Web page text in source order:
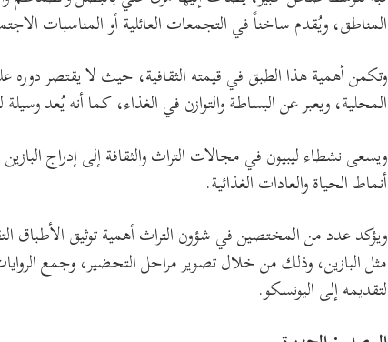
المناطق، ويُقدم ساخناً في التجمعات العائلية أو المناسبات
وتكمن أهمية هذا الطبق في قيمته الثقافية، حيث لا يقتصر
المحلية، ويعبر عن البساطة والتوازن في الغذاء، كما أنه يُعد
ويسعى نشطاء ليبيون في مجالات التراث والثقافة إلى إدراج
أنماط الحياة والعادات الغذائية.
ويؤكد عدد من المختصين في شؤون التراث أهمية توثيق الأطباق
مثل البازين، وذلك من خلال تصوير مراحل التحضير، وجمع
لتقديمه إلى اليونسكو.